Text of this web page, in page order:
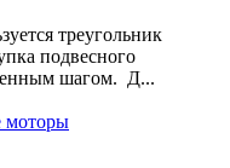
треугольник
подвесного
шагом. Д...